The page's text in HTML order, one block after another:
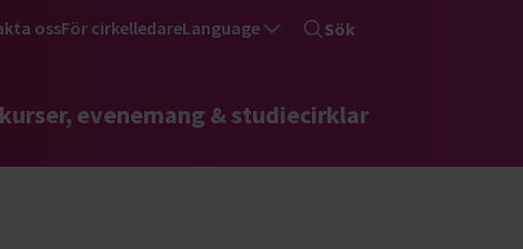
ossFör cirkelledareLanguage Sök
evenemang & studiecirklar